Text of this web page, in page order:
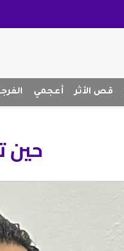
قص الأثر أعجمي
حين